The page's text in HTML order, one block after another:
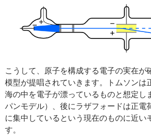
こうして、原子を構成する電子の実在が
模型が提唱されていきます。トムソンは
海の中を電子が漂っているものと想定し
パンモデル）、後にラザフォードは正電
に集中しているという現在のものに近い
す。